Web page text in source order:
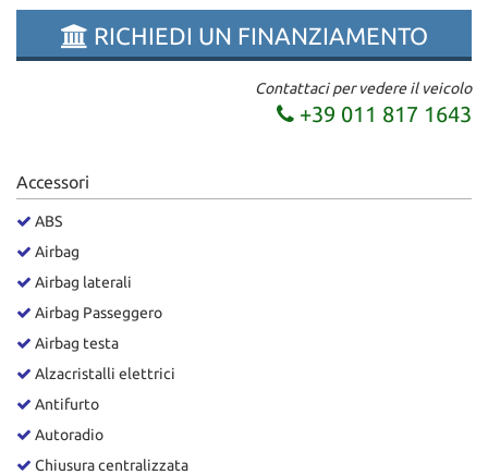
RICHIEDI UN FINANZIAMENTO
Contattaci per vedere il veicolo
+39 011 817 1643
Accessori
ABS
Airbag
Airbag laterali
Airbag Passeggero
Airbag testa
Alzacristalli elettrici
Antifurto
Autoradio
Chiusura centralizzata
Puoi
rivedere
e
qualsiasi
Cookie necessari
Cookie delle preferenze